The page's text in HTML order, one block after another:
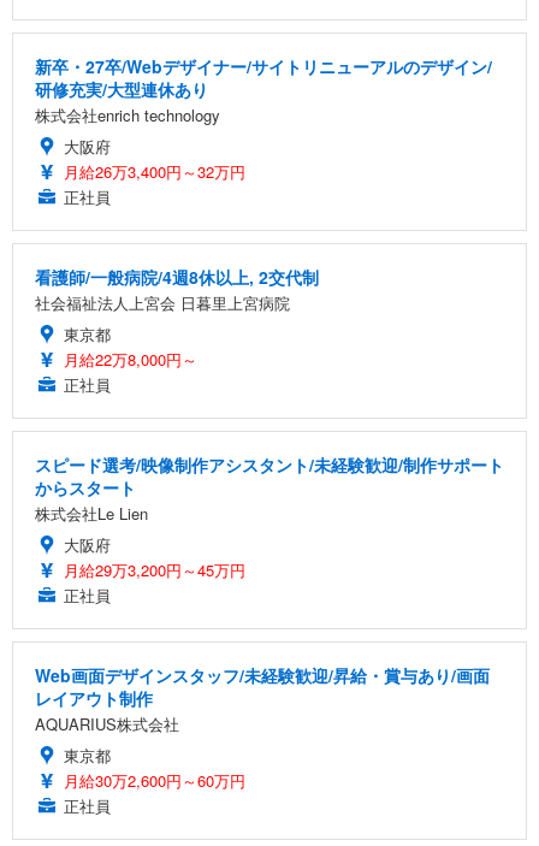
新卒・27卒/Webデザイナー/サイトリニューアルのデザイン/
研修充実/大型連休あり
株式会社enrich technology
大阪府
月給26万3,400円～32万円
正社員
看護師/一般病院/4週8休以上, 2交代制
社会福祉法人上宮会 日暮里上宮病院
東京都
月給22万8,000円～
正社員
スピード選考/映像制作アシスタント/未経験歓迎/制作サポート
からスタート
株式会社Le Lien
大阪府
月給29万3,200円～45万円
正社員
Web画面デザインスタッフ/未経験歓迎/昇給・賞与あり/画面
レイアウト制作
AQUARIUS株式会社
東京都
月給30万2,600円～60万円
正社員